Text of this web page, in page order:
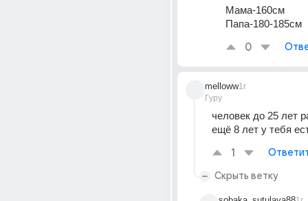
Мама-160см
Папа-180-185см
0
melloww
Гуру
1г
человек до 25 лет
ещё 8 лет у тебя
1
Скрыть ветку